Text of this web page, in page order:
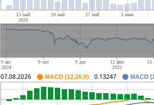
07.08.2026 MACD (12,26,9) 0.13247 MACD